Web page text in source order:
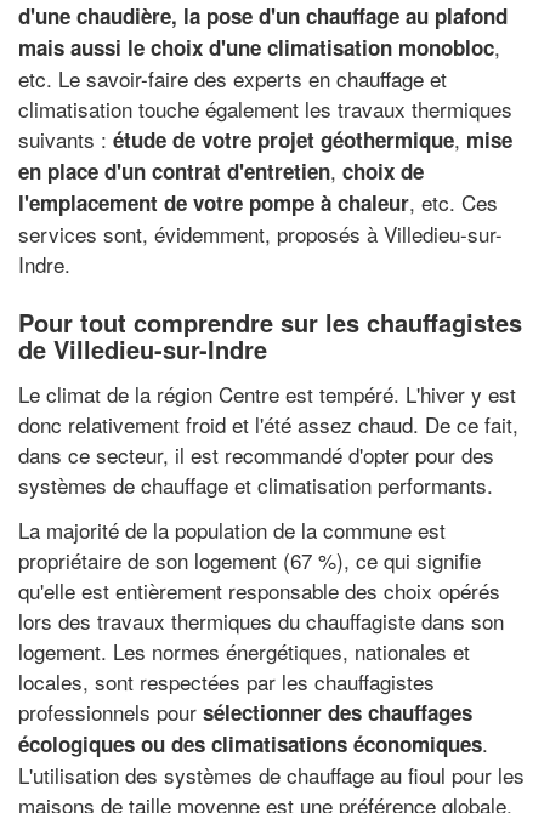
d'une chaudière, la pose d'un chauffage au plafond
mais aussi le choix d'une climatisation monobloc,
etc. Le savoir-faire des experts en chauffage et
climatisation touche également les travaux thermiques
suivants : étude de votre projet géothermique, mise
en place d'un contrat d'entretien, choix de
l'emplacement de votre pompe à chaleur, etc. Ces
services sont, évidemment, proposés à Villedieu-sur-
Indre.
Pour tout comprendre sur les chauffagistes
de Villedieu-sur-Indre
Le climat de la région Centre est tempéré. L'hiver y est
donc relativement froid et l'été assez chaud. De ce fait,
dans ce secteur, il est recommandé d'opter pour des
systèmes de chauffage et climatisation performants.
La majorité de la population de la commune est
propriétaire de son logement (67 %), ce qui signifie
qu'elle est entièrement responsable des choix opérés
lors des travaux thermiques du chauffagiste dans son
logement. Les normes énergétiques, nationales et
locales, sont respectées par les chauffagistes
professionnels pour sélectionner des chauffages
écologiques ou des climatisations économiques.
L'utilisation des systèmes de chauffage au fioul pour les
maisons de taille moyenne est une préférence globale,